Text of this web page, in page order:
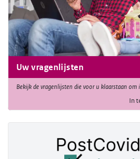
Uw vragenlijsten
Bekijk de vragenlijsten die voor u klaarstaan
In